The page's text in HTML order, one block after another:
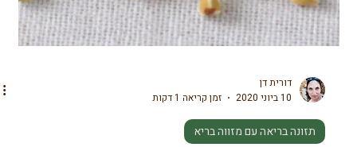
דורית דן
30 באוג׳ 2020
זמן קריאה 4 דקות